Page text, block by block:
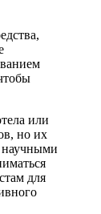
или
но их
научными
для